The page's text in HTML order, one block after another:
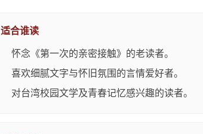
适合谁读
怀念《第一次的亲密接触》的老读者。
喜欢细腻文字与怀旧氛围的言情爱好者。
对台湾校园文学及青春记忆感兴趣的读者。